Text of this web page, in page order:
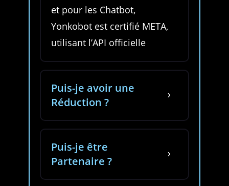
et pour les Chatbot,
Yonkobot est certifié META,
utilisant l’API officielle
5
Puis-je avoir une
Réduction ?
5
Puis-je être
Partenaire ?